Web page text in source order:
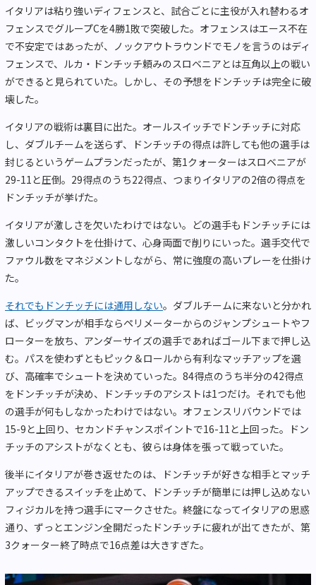
イタリアは粘り強いディフェンスと、試合ごとに主役が入れ替わるオ
フェンスでグループCを4勝1敗で突破した。オフェンスはエース不在
で不安定ではあったが、ノックアウトラウンドでモノを言うのはディ
フェンスで、ルカ・ドンチッチ頼みのスロベニアとは互角以上の戦い
ができると見られていた。しかし、その予想をドンチッチは完全に破
壊した。
イタリアの戦術は裏目に出た。オールスイッチでドンチッチに対応
し、ダブルチームを送らず、ドンチッチの得点は許しても他の選手は
封じるというゲームプランだったが、第1クォーターはスロベニアが
29-11と圧倒。29得点のうち22得点、つまりイタリアの2倍の得点を
ドンチッチが挙げた。
イタリアが激しさを欠いたわけではない。どの選手もドンチッチには
激しいコンタクトを仕掛けて、心身両面で削りにいった。選手交代で
ファウル数をマネジメントしながら、常に強度の高いプレーを仕掛け
た。
それでもドンチッチには通用しない。ダブルチームに来ないと分かれ
ば、ビッグマンが相手ならペリメーターからのジャンプシュートやフ
ローターを放ち、アンダーサイズの選手であればゴール下まで押し込
む。パスを使わずともピック＆ロールから有利なマッチアップを選
び、高確率でシュートを決めていった。84得点のうち半分の42得点
をドンチッチが決め、ドンチッチのアシストは1つだけ。それでも他
の選手が何もしなかったわけではない。オフェンスリバウンドでは
15-9と上回り、セカンドチャンスポイントで16-11と上回った。ドン
チッチのアシストがなくとも、彼らは身体を張って戦っていた。
後半にイタリアが巻き返せたのは、ドンチッチが好きな相手とマッチ
アップできるスイッチを止めて、ドンチッチが簡単には押し込めない
フィジカルを持つ選手にマークさせた。終盤になってイタリアの思惑
通り、ずっとエンジン全開だったドンチッチに疲れが出てきたが、第
3クォーター終了時点で16点差は大きすぎた。